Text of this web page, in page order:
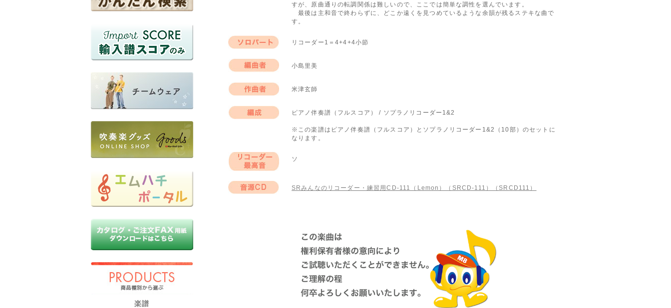
楽譜
すが、原曲通りの転調関係は難しいので、ここでは簡単な調性を選んでいます。
最後は主和音で終わらずに、どこか遠くを見つめているような余韻が残るステキな曲で
す。
リコーダー1＝4+4+4小節
小島里美
米津玄師
ピアノ伴奏譜（フルスコア） / ソプラノリコーダー1&2
※この楽譜はピアノ伴奏譜（フルスコア）とソプラノリコーダー1&2（10部）のセットに
なります。
音
ソ
SRみんなのリコーダー・練習用CD-111（Lemon）（SRCD-111）（SRCD111）